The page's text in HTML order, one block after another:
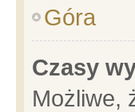
Góra
Czasy
Możliwe,